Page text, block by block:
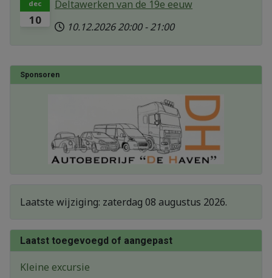
Sponsoren
Laatste wijziging: zaterdag 08 augustus 2026.
Laatst toegevoegd of aangepast
Kleine excursie
10
dec
Deltawerken van de 19e eeuw
10.12.2026 20:00 - 21:00